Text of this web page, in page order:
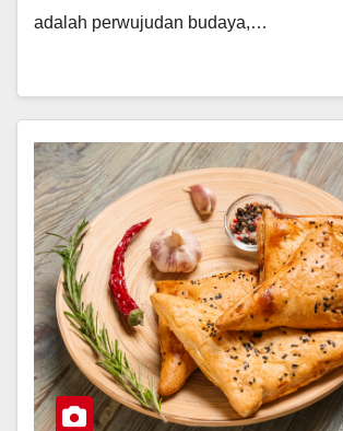
adalah perwujudan budaya,…